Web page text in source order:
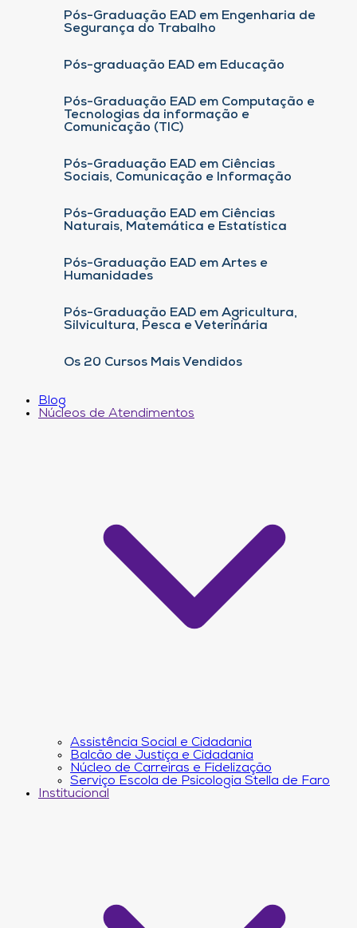
Pós-Graduação EAD em Engenharia de
Segurança do Trabalho
Pós-graduação EAD em Educação
Pós-Graduação EAD em Computação e
Tecnologias da informação e
Comunicação (TIC)
Pós-Graduação EAD em Ciências
Sociais, Comunicação e Informação
Pós-Graduação EAD em Ciências
Naturais, Matemática e Estatística
Pós-Graduação EAD em Artes e
Humanidades
Pós-Graduação EAD em Agricultura,
Silvicultura, Pesca e Veterinária
Os 20 Cursos Mais Vendidos
Blog
Núcleos de Atendimentos
Assistência Social e Cidadania
Balcão de Justiça e Cidadania
Núcleo de Carreiras e Fidelização
Serviço Escola de Psicologia Stella de Faro
Institucional